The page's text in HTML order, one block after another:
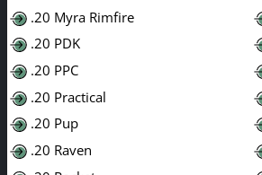
.20 Myra Rimfire
.20 PDK
.20 PPC
.20 Practical
.20 Pup
.20 Raven